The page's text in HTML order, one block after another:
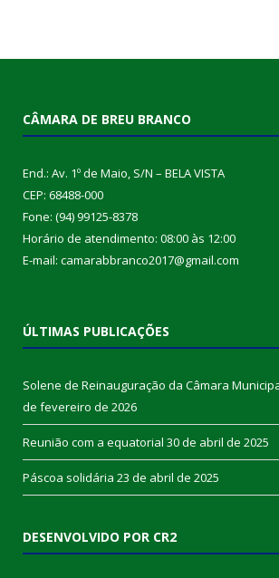
CÂMARA DE BREU BRANCO
End.: Av. 1º de Maio, S/N – BELA VISTA
CEP: 68488-000
Fone: (94) 99125-8378
Horário de atendimento: 08:00 às 12:00
E-mail: camarabbranco2017@gmail.com
ÚLTIMAS PUBLICAÇÕES
Solene de Reinauguração da Câmara
de fevereiro de 2026
Reunião com a equatorial 30 de abril de 2025
Páscoa solidária 23 de abril de 2025
DESENVOLVIDO POR CR2